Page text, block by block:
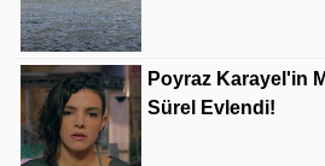
Poyraz Karayel'in
Sürel Evlendi!